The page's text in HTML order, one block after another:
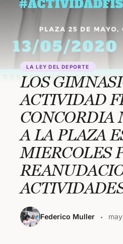
LA LEY DEL DEPORTE
LOS
ACTIVIDAD
CONCORDIA
A LA PLAZA
MIERCOLES
Federico Muller